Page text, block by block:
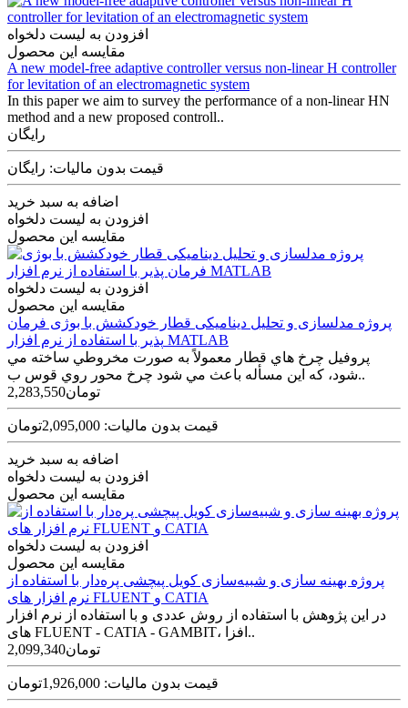
افزودن به لیست دلخواه
مقایسه این محصول
A new model-free adaptive controller versus non-linear H controller
for levitation of an electromagnetic system
In this paper we aim to survey the performance of a non-linear HN
method and a new proposed controll..
رایگان
قیمت بدون مالیات: رایگان
اضافه به سبد خرید
افزودن به لیست دلخواه
مقایسه این محصول
افزودن به لیست دلخواه
مقایسه این محصول
پروژه مدلسازی و تحلیل دینامیکی قطار خودکشش با بوژی فرمان
پذیر با استفاده از نرم افزار MATLAB
پروفيل چرخ هاي قطار معمولاً به صورت مخروطي ساخته مي
شود، که این مسأله باعث مي شود چرخ محور روي قوس ب..
2,283,550تومان
قیمت بدون مالیات: 2,095,000تومان
اضافه به سبد خرید
افزودن به لیست دلخواه
مقایسه این محصول
افزودن به لیست دلخواه
مقایسه این محصول
پروژه بهینه سازی و شبیه‌سازی کویل پیچشی پره‌دار با استفاده از
نرم افزار های FLUENT و CATIA
در این پژوهش با استفاده از روش عددی و با استفاده از نرم افزار
های FLUENT - CATIA - GAMBIT، افزا..
2,099,340تومان
قیمت بدون مالیات: 1,926,000تومان